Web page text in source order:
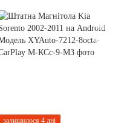
залишилося 4 дні